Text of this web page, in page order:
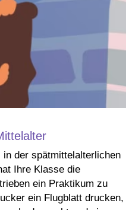
der spätmittelalterlichen
Ihre Klasse die
ein Praktikum zu
ein Flugblatt drucken,